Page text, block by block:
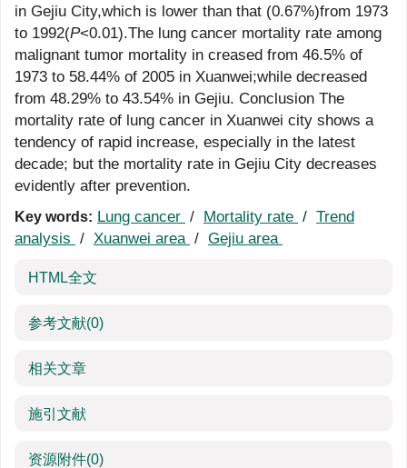
in Gejiu City,which is lower than that (0.67%)from 1973
to 1992(P<0.01).The lung cancer mortality rate among
malignant tumor mortality in creased from 46.5% of
1973 to 58.44% of 2005 in Xuanwei;while decreased
from 48.29% to 43.54% in Gejiu. Conclusion The
mortality rate of lung cancer in Xuanwei city shows a
tendency of rapid increase, especially in the latest
decade; but the mortality rate in Gejiu City decreases
evidently after prevention.
Key words: Lung cancer / Mortality rate / Trend
analysis / Xuanwei area / Gejiu area
HTML全文
参考文献(0)
相关文章
施引文献
资源附件(0)